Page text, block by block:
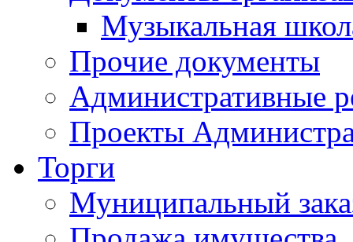
Музыкальная
Прочие документы
Административные
Проекты
Торги
Муниципальный